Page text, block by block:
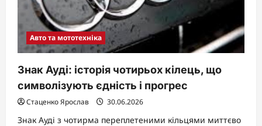
Авто та мототехніка
Знак Ауді: історія чотирьох кілець, що
символізують єдність і прогрес
Стаценко Ярослав 30.06.2026
Знак Ауді з чотирма переплетеними кільцями миттєво